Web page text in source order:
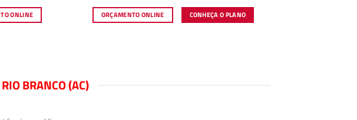
ONLINE ORÇAMENTO ONLINE CONHEÇA O PLANO
BRANCO (AC)